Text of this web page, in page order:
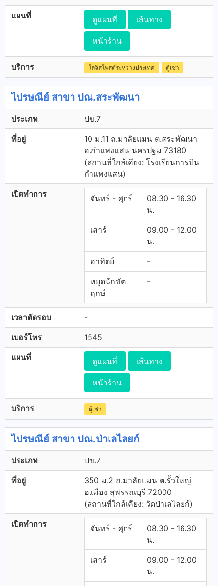
แผนที่ ดูแผนที่ เส้นทาง
หน้าร้าน
บริการ โลจิสโพสต์ระหว่างประเทศ ตู้เช่า
ไปรษณีย์ สาขา ปณ.สระพัฒนา
ประเภท ปข.7
ที่อยู่
10 ม.11 ถ.มาลัยแมน ต.สระพัฒนา
อ.กำแพงแสน นครปฐม 73180
(สถานที่ใกล้เคียง: โรงเรียนการบิน
กำแพงแสน)
เปิดทำการ จันทร์ - ศุกร์
08.30 - 16.30
น.
เสาร์
09.00 - 12.00
น.
อาทิตย์ -
หยุดนักขัต
ฤกษ์
-
เวลาตัดรอบ -
เบอร์โทร 1545
แผนที่ ดูแผนที่ เส้นทาง
หน้าร้าน
บริการ ตู้เช่า
ไปรษณีย์ สาขา ปณ.ป่าเลไลยก์
ประเภท ปข.7
ที่อยู่
350 ม.2 ถ.มาลัยแมน ต.รั้วใหญ่
อ.เมือง สุพรรณบุรี 72000
(สถานที่ใกล้เคียง: วัดป่าเลไลยก์)
เปิดทำการ จันทร์ - ศุกร์
08.30 - 16.30
น.
เสาร์
09.00 - 12.00
น.